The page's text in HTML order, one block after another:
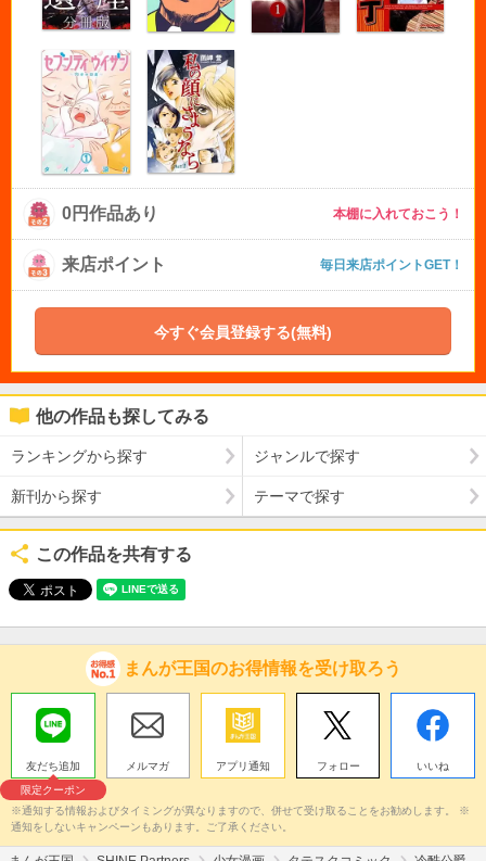
0円作品あり 本棚に入れておこう！
来店ポイント 毎日来店ポイントGET！
今すぐ会員登録する(無料)
他の作品も探してみる
ランキングから探す ジャンルで探す
新刊から探す テーマで探す
この作品を共有する
まんが王国のお得情報を受け取ろう
友だち追加
限定クーポン
メルマガ アプリ通知 フォロー いいね
※通知する情報およびタイミングが異なりますので、併せて受け取ることをお勧めします。 ※
通知をしないキャンペーンもあります。ご了承ください。